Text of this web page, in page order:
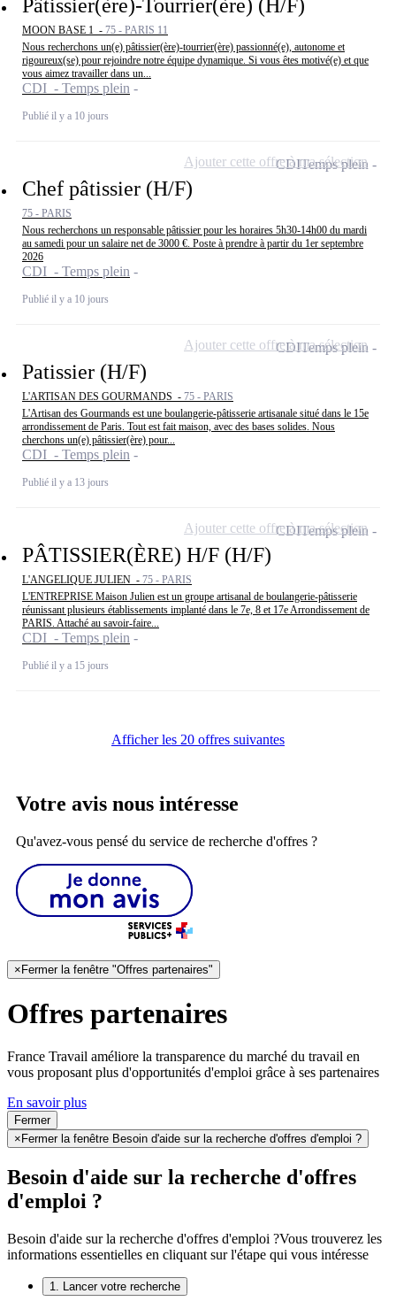
Pâtissier(ère)-Tourrier(ère) (H/F)
MOON BASE 1 - 75 - PARIS 11
Nous recherchons un(e) pâtissier(ère)-tourrier(ère) passionné(e), autonome et
rigoureux(se) pour rejoindre notre équipe dynamique. Si vous êtes motivé(e) et que
vous aimez travailler dans un...
CDI - Temps plein
Publié il y a 10 jours
Chef pâtissier (H/F)
75 - PARIS
Nous recherchons un responsable pâtissier pour les horaires 5h30-14h00 du mardi
au samedi pour un salaire net de 3000 €. Poste à prendre à partir du 1er septembre
2026
CDI - Temps plein
Publié il y a 10 jours
CDITemps plein
Ajouter cette offre à ma sélection
Patissier (H/F)
L'ARTISAN DES GOURMANDS - 75 - PARIS
L'Artisan des Gourmands est une boulangerie-pâtisserie artisanale situé dans le 15e
arrondissement de Paris. Tout est fait maison, avec des bases solides. Nous
cherchons un(e) pâtissier(ère) pour...
CDI - Temps plein
Publié il y a 13 jours
CDITemps plein
Ajouter cette offre à ma sélection
PÂTISSIER(ÈRE) H/F (H/F)
L'ANGELIQUE JULIEN - 75 - PARIS
L'ENTREPRISE Maison Julien est un groupe artisanal de boulangerie-pâtisserie
réunissant plusieurs établissements implanté dans le 7e, 8 et 17e Arrondissement de
PARIS. Attaché au savoir-faire...
CDI - Temps plein
Publié il y a 15 jours
CDITemps plein
Ajouter cette offre à ma sélection
Afficher les 20 offres suivantes
Votre avis nous intéresse
Qu'avez-vous pensé du service de recherche d'offres ?
×Fermer la fenêtre "Offres partenaires"
Offres partenaires
France Travail améliore la transparence du marché du travail en
vous proposant plus d'opportunités d'emploi grâce à ses partenaires
En savoir plus
Fermer
× Fermer la fenêtre Besoin d'aide sur la recherche d'offres d'emploi ?
Besoin d'aide sur la recherche d'offres
d'emploi ?
Besoin d'aide sur la recherche d'offres d'emploi ?Vous trouverez les
informations essentielles en cliquant sur l'étape qui vous intéresse
1. Lancer votre recherche